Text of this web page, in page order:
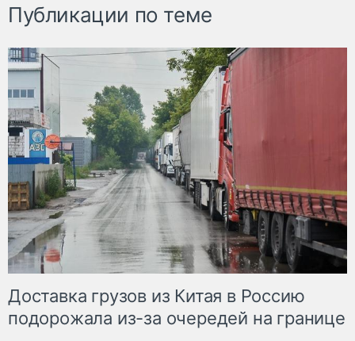
Публикации по теме
Доставка грузов из Китая в Россию
подорожала из-за очередей на границе